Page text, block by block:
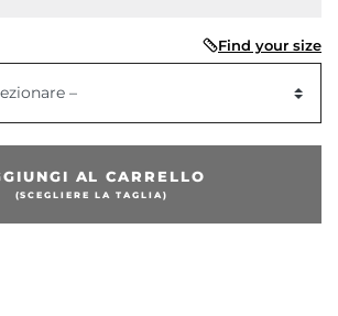
Find your size
–
AL CARRELLO
(SCEGLIERE LA TAGLIA)